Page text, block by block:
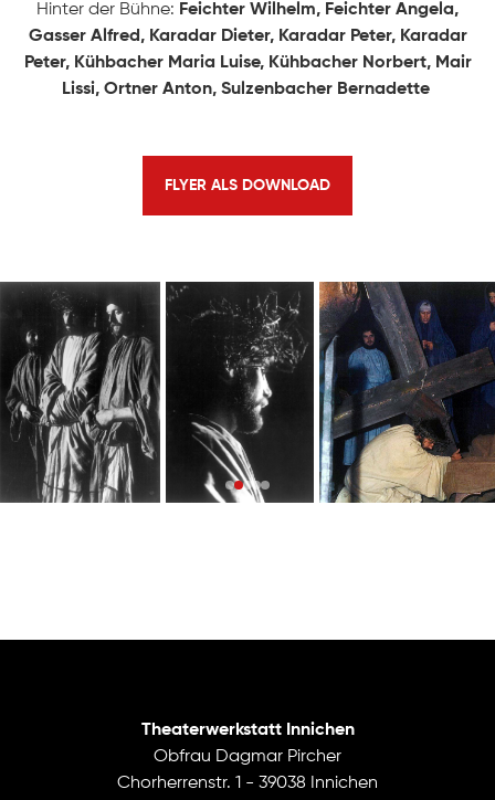
Mitwirkende
Hinter der Bühne: Feichter Wilhelm, Feichter Angela,
Gasser Alfred, Karadar Dieter, Karadar Peter, Karadar
Peter, Kühbacher Maria Luise, Kühbacher Norbert, Mair
Lissi, Ortner Anton, Sulzenbacher Bernadette
FLYER ALS DOWNLOAD
Theaterwerkstatt Innichen
Obfrau Dagmar Pircher
Chorherrenstr. 1 - 39038 Innichen